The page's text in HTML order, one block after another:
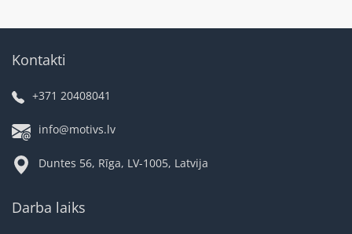
Kontakti
+371 20408041
info@motivs.lv
Duntes 56, Rīga, LV-1005, Latvija
Darba laiks